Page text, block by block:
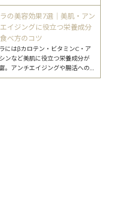
、注意点まで、無理なく続ける
のポイントをまとめました。
の美容効果7選｜美肌・アン
イジングに役立つ栄養成分
べ方のコツ
にはβカロテン・ビタミンC・ア
ンなど美肌に役立つ栄養成分が
。アンチエイジングや腸活への
が期待できるニラの美容効果